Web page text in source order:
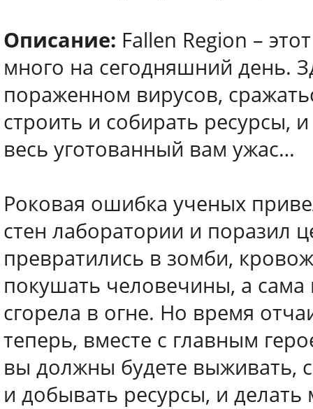
Описание: Fallen Region –
много на сегодняшний день.
пораженном вирусов,
строить и собирать ресурсы,
весь уготованный вам ужас…
Роковая ошибка ученых
стен лаборатории и поразил
превратились в зомби,
покушать человечины, а сама
сгорела в огне. Но время
теперь, вместе с главным
вы должны будете выживать,
и добывать ресурсы, и делать